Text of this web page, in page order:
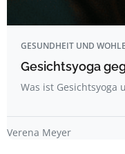
GESUNDHEIT UND
Gesichtsyoga
Was ist
Verena Meyer